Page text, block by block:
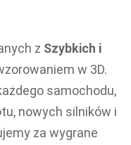
z Szybkich i
w 3D.
samochodu,
nowych silników i
za wygrane